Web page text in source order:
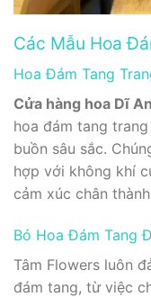
Các Mẫu Hoa
Hoa Đám Tang
Cửa hàng hoa Dĩ
hoa đám tang
buồn sâu sắc.
hợp với không khí
cảm xúc chân
Bó Hoa Đám Tang
Tâm Flowers luôn
đám tang, từ việc